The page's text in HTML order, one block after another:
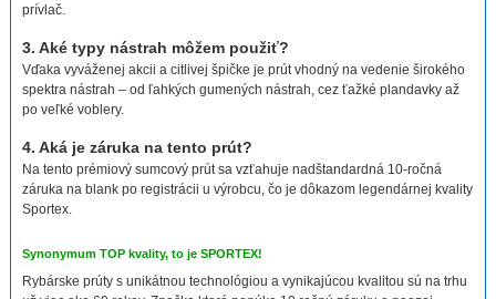
prívlač.
3. Aké typy nástrah môžem použiť?
Vďaka vyváženej akcii a citlivej špičke je prút vhodný na vedenie širokého
spektra nástrah – od ľahkých gumených nástrah, cez ťažké plandavky až
po veľké voblery.
4. Aká je záruka na tento prút?
Na tento prémiový sumcový prút sa vzťahuje nadštandardná 10-ročná
záruka na blank po registrácii u výrobcu, čo je dôkazom legendárnej kvality
Sportex.
Synonymum TOP kvality, to je SPORTEX!
Rybárske prúty s unikátnou technológiou a vynikajúcou kvalitou sú na trhu